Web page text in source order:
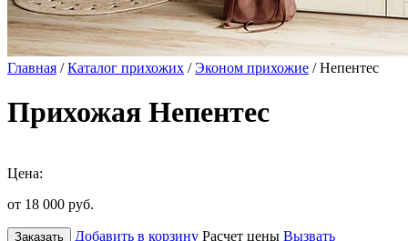
Главная /Каталог прихожих /Эконом прихожие / Непентес
Прихожая Непентес
Цена:
от 18 000 руб.
Заказать Добавить в корзину Расчет цены Вызвать